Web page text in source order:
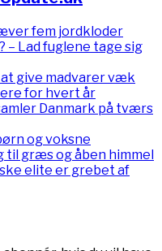
fem jordkloder
Lad fuglene tage sig
give madvarer væk
for hvert år
Danmark på tværs
og voksne
til græs og åben himmel
elite er grebet af